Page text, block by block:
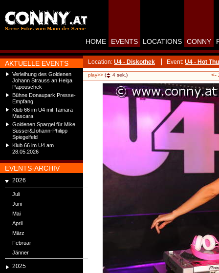
AKTUELLE EVENTS
Verleihung des Goldenen
Johann Strauss an Helga
Papouschek
Bühne Donaupark Presse-
Empfang
Klub 66 im U4 mit Tamara
Mascara
Goldenen Spargel für Mike
Süsser&Johann-Philipp
Spiegelfeld
Klub 66 im U4 am
28.05.2026
EVENTS-ARCHIV
2026
Juli
Juni
Mai
April
März
Februar
Jänner
2025
HOME EVENTS LOCATIONS CONNY
Location: U4 - Diskothek Event: U4 - Hot
play>> ( 4 sek.) <-